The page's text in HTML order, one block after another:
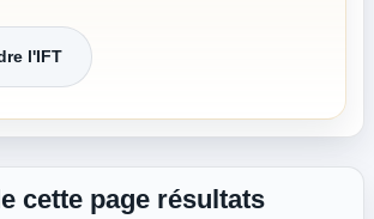
l'IFT
cette page résultats